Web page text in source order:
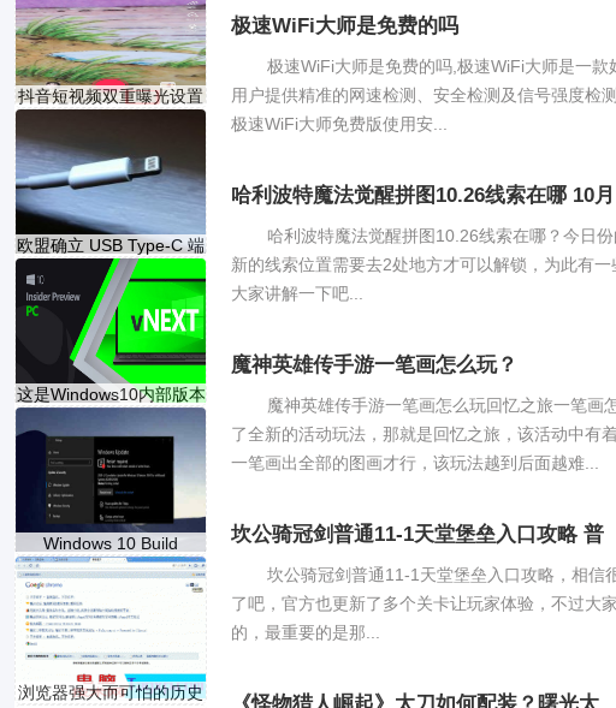
抖音短视频双重曝光设置
欧盟确立 USB Type-C 端
口作
这是Windows10内部版本
Windows 10 Build
19042.685现在可
浏览器强大而可怕的历史
极速WiFi大师是免费的吗
极速WiFi大师是免费的吗,极速WiFi大师是一
用户提供精准的网速检测、安全检测及信号强度检
极速WiFi大师免费版使用安...
哈利波特魔法觉醒拼图10.26线索在哪 10月
哈利波特魔法觉醒拼图10.26线索在哪？今日
新的线索位置需要去2处地方才可以解锁，为此有
大家讲解一下吧...
魔神英雄传手游一笔画怎么玩？
魔神英雄传手游一笔画怎么玩回忆之旅一笔画
了全新的活动玩法，那就是回忆之旅，该活动中有
一笔画出全部的图画才行，该玩法越到后面越难...
坎公骑冠剑普通11-1天堂堡垒入口攻略 普
坎公骑冠剑普通11-1天堂堡垒入口攻略，相信
了吧，官方也更新了多个关卡让玩家体验，不过大
的，最重要的是那...